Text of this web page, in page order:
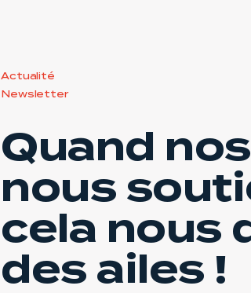
Actualité
Newsletter
Quand
nous
cela nous
des ailes !